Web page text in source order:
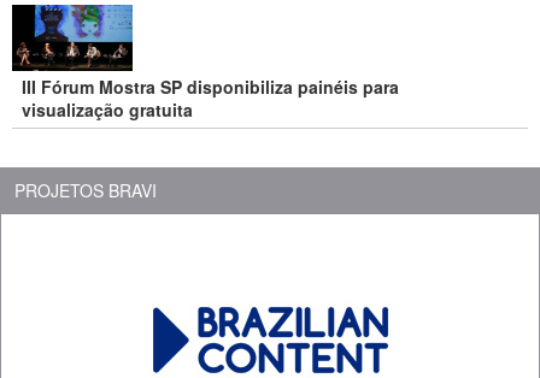
III Fórum Mostra SP disponibiliza painéis para
visualização gratuita
PROJETOS BRAVI